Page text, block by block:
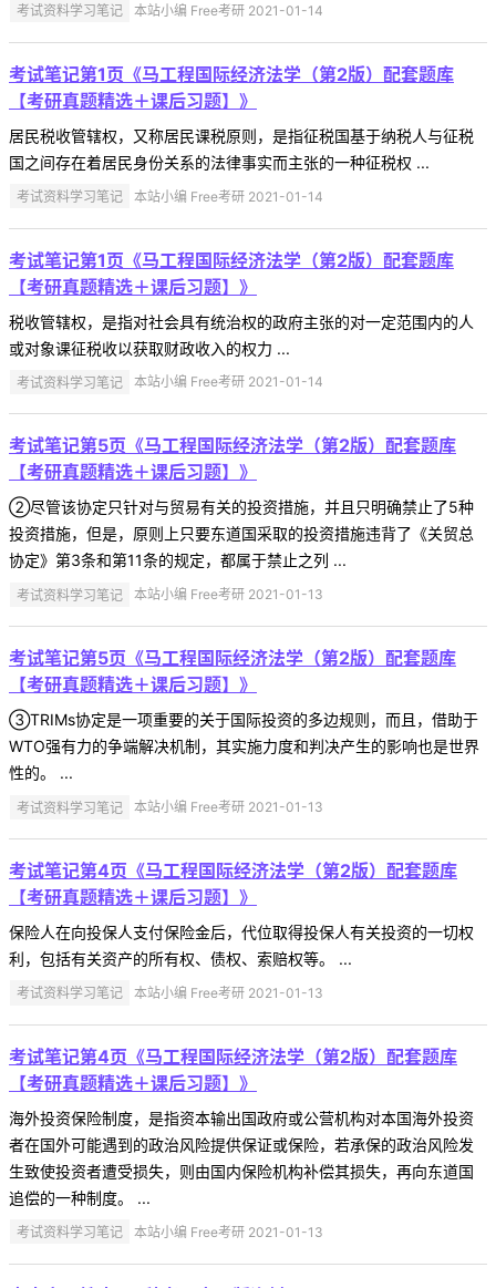
考试资料学习笔记 本站小编 Free考研 2021-01-14
考试笔记第1页《马工程国际经济法学（第2版）配套题库
【考研真题精选＋课后习题】》
居民税收管辖权，又称居民课税原则，是指征税国基于纳税人与征税
国之间存在着居民身份关系的法律事实而主张的一种征税权 ...
考试资料学习笔记 本站小编 Free考研 2021-01-14
考试笔记第1页《马工程国际经济法学（第2版）配套题库
【考研真题精选＋课后习题】》
税收管辖权，是指对社会具有统治权的政府主张的对一定范围内的人
或对象课征税收以获取财政收入的权力 ...
考试资料学习笔记 本站小编 Free考研 2021-01-14
考试笔记第5页《马工程国际经济法学（第2版）配套题库
【考研真题精选＋课后习题】》
②尽管该协定只针对与贸易有关的投资措施，并且只明确禁止了5种
投资措施，但是，原则上只要东道国采取的投资措施违背了《关贸总
协定》第3条和第11条的规定，都属于禁止之列 ...
考试资料学习笔记 本站小编 Free考研 2021-01-13
考试笔记第5页《马工程国际经济法学（第2版）配套题库
【考研真题精选＋课后习题】》
③TRIMs协定是一项重要的关于国际投资的多边规则，而且，借助于
WTO强有力的争端解决机制，其实施力度和判决产生的影响也是世界
性的。 ...
考试资料学习笔记 本站小编 Free考研 2021-01-13
考试笔记第4页《马工程国际经济法学（第2版）配套题库
【考研真题精选＋课后习题】》
保险人在向投保人支付保险金后，代位取得投保人有关投资的一切权
利，包括有关资产的所有权、债权、索赔权等。 ...
考试资料学习笔记 本站小编 Free考研 2021-01-13
考试笔记第4页《马工程国际经济法学（第2版）配套题库
【考研真题精选＋课后习题】》
海外投资保险制度，是指资本输出国政府或公营机构对本国海外投资
者在国外可能遇到的政治风险提供保证或保险，若承保的政治风险发
生致使投资者遭受损失，则由国内保险机构补偿其损失，再向东道国
追偿的一种制度。 ...
考试资料学习笔记 本站小编 Free考研 2021-01-13